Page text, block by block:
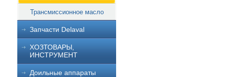
Трансмиссионное масло
Запчасти Delaval
ХОЗТОВАРЫ,
ИНСТРУМЕНТ
Доильные аппараты